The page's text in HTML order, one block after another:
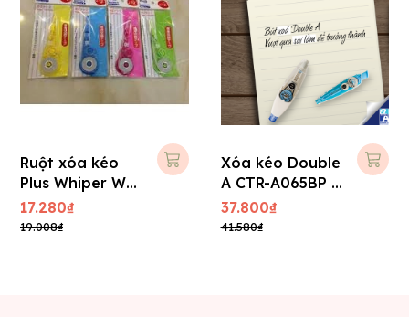
Ruột xóa kéo
Plus Whiper WH
- 105TR
17.280₫
19.008₫
Xóa kéo Double
A CTR-A065BP -
Kèm ruột
37.800₫
41.580₫